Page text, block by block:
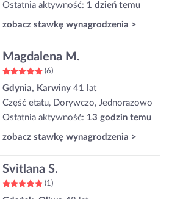
Ostatnia aktywność: 1 dzień temu
zobacz stawkę wynagrodzenia >
Magdalena M.
(6)
Gdynia, Karwiny 41 lat
Część etatu, Dorywczo, Jednorazowo
Ostatnia aktywność: 13 godzin temu
zobacz stawkę wynagrodzenia >
Svitlana S.
(1)